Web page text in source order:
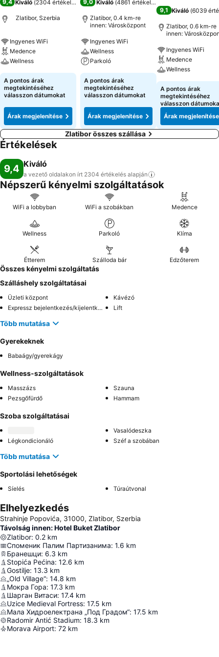
9,4 Kiváló (2304 értékelés
Zlatibor, Szerbia
Ingyenes WiFi
Medence
Wellness
A pontos árak
megtekintéséhez
válasszon dátumokat
Árak megjelenítése
9,0 Kiváló (4861 értékelés
Zlatibor, 0.4 km-re
innen: Városközpont
Ingyenes WiFi
Wellness
Parkoló
A pontos árak
megtekintéséhez
válasszon dátumokat
Árak megjelenítése
9,1 Kiváló (6039
Zlatibor, 0.6 km-re
innen:
Ingyenes WiFi
Medence
Wellness
A pontos árak
megtekintéséhez
válasszon
Árak megjelenítése
Zlatibor összes szállása
Értékelések
9,4 Kiváló
a vezető oldalakon írt 2304 értékelés alapján
Népszerű kényelmi szolgáltatások
WiFi a lobbyban WiFi a szobákban Medence
Wellness Parkoló Klíma
Étterem Szálloda bár Edzőterem
Összes kényelmi szolgáltatás
Szálláshely szolgáltatásai
Üzleti központ
Kávézó
Expressz bejelentkezés/kijelentkezés
Lift
Több mutatása
Gyerekeknek
Babaágy/gyerekágy
Wellness-szolgáltatások
Masszázs
Szauna
Pezsgőfürdő
Hammam
Szoba szolgáltatásai
Vasalódeszka
Légkondicionáló
Széf a szobában
Több mutatása
Sportolási lehetőségek
Síelés Túraútvonal
Elhelyezkedés
Strahinje Popovića, 31000, Zlatibor, Szerbia
Távolság innen: Hotel Buket Zlatibor
Zlatibor: 0.2 km
Споменик Палим Партизанима: 1.6 km
Бранешци: 6.3 km
Stopića Pećina: 12.6 km
Gostilje: 13.3 km
„Old Village“: 14.8 km
Мокра Гора: 17.3 km
Шарган Витаси: 17.4 km
Uzice Medieval Fortress: 17.5 km
Мала Хидроелектрана „Под Градом“: 17.5 km
Radomir Antić Stadium: 18.3 km
Morava Airport: 72 km